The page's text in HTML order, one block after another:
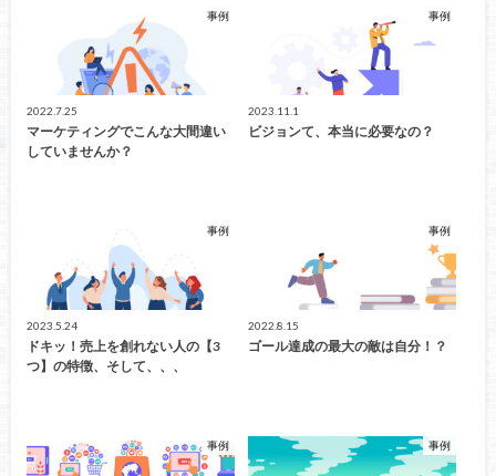
事例
2022.7.25
マーケティングでこんな大間違い
していませんか？
事例
2023.11.1
ビジョンて、本当に必要なの？
事例
2023.5.24
ドキッ！売上を創れない人の【3
つ】の特徴、そして、、、
事例
2022.8.15
ゴール達成の最大の敵は自分！？
事例 事例